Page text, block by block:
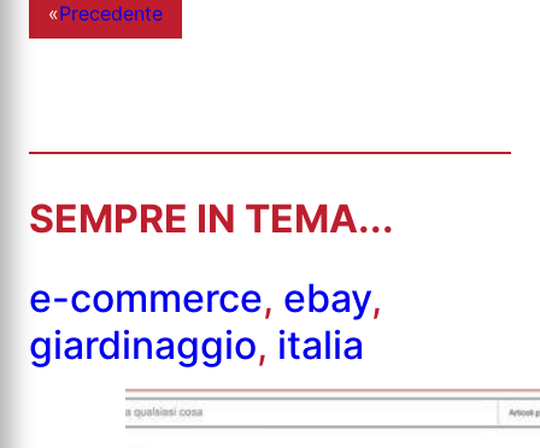
«Precedente
SEMPRE IN TEMA...
e-commerce, ebay,
giardinaggio, italia